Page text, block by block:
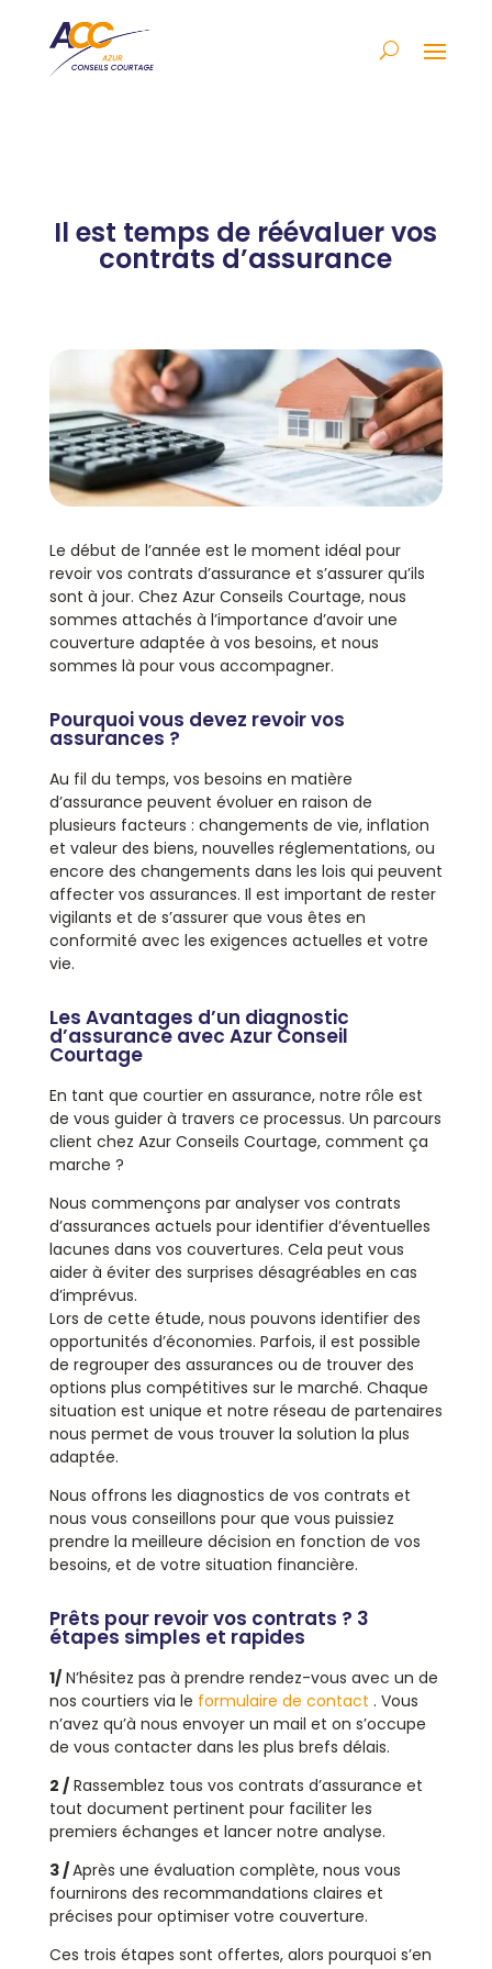
Il est temps de réévaluer vos
contrats d’assurance
Le début de l’année est le moment idéal pour
revoir vos contrats d’assurance et s’assurer qu’ils
sont à jour. Chez Azur Conseils Courtage, nous
sommes attachés à l’importance d’avoir une
couverture adaptée à vos besoins, et nous
sommes là pour vous accompagner.
Pourquoi vous devez revoir vos
assurances ?
Au fil du temps, vos besoins en matière
d’assurance peuvent évoluer en raison de
plusieurs facteurs : changements de vie, inflation
et valeur des biens, nouvelles réglementations, ou
encore des changements dans les lois qui peuvent
affecter vos assurances. Il est important de rester
vigilants et de s’assurer que vous êtes en
conformité avec les exigences actuelles et votre
vie.
Les Avantages d’un diagnostic
d’assurance avec Azur Conseil
Courtage
En tant que courtier en assurance, notre rôle est
de vous guider à travers ce processus. Un parcours
client chez Azur Conseils Courtage, comment ça
marche ?
Nous commençons par analyser vos contrats
d’assurances actuels pour identifier d’éventuelles
lacunes dans vos couvertures. Cela peut vous
aider à éviter des surprises désagréables en cas
d’imprévus.
Lors de cette étude, nous pouvons identifier des
opportunités d’économies. Parfois, il est possible
de regrouper des assurances ou de trouver des
options plus compétitives sur le marché. Chaque
situation est unique et notre réseau de partenaires
nous permet de vous trouver la solution la plus
adaptée.
Nous offrons les diagnostics de vos contrats et
nous vous conseillons pour que vous puissiez
prendre la meilleure décision en fonction de vos
besoins, et de votre situation financière.
Prêts pour revoir vos contrats ? 3
étapes simples et rapides
1/N’hésitez pas à prendre rendez-vous avec un de
nos courtiers via le formulaire de contact . Vous
n’avez qu’à nous envoyer un mail et on s’occupe
de vous contacter dans les plus brefs délais.
2 /Rassemblez tous vos contrats d’assurance et
tout document pertinent pour faciliter les
premiers échanges et lancer notre analyse.
3 /Après une évaluation complète, nous vous
fournirons des recommandations claires et
précises pour optimiser votre couverture.
Ces trois étapes sont offertes, alors pourquoi s’en